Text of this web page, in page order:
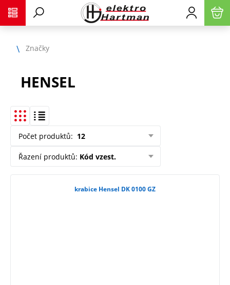
Značky
HENSEL
Počet produktů: 12
Řazení produktů: Kód vzest.
krabice Hensel DK 0100 GZ